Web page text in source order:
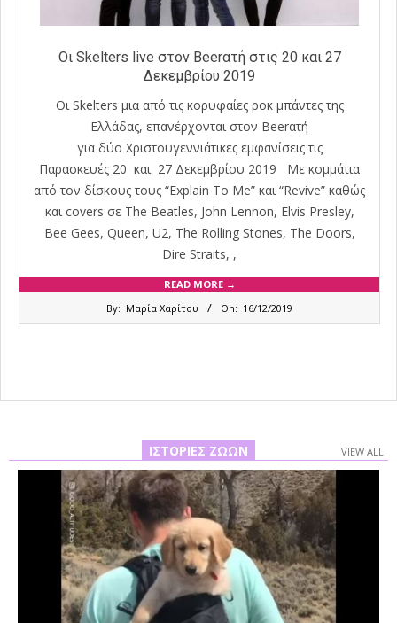
Oι Skelters live στον Beerατή στις 20 και 27
Δεκεμβρίου 2019
Οι Skelters μια από τις κορυφαίες ροκ μπάντες της
Ελλάδας, επανέρχονται στον Beerατή
για δύο Χριστουγεννιάτικες εμφανίσεις τις
Παρασκευές 20 και 27 Δεκεμβρίου 2019 Με κομμάτια
από τον δίσκους τους “Explain To Me” και “Revive” καθώς
και covers σε The Beatles, John Lennon, Elvis Presley,
Bee Gees, Queen, U2, The Rolling Stones, The Doors,
Dire Straits, ,
READ MORE →
By: Μαρία Χαρίτου On: 16/12/2019
ΙΣΤΟΡΊΕΣ ΖΏΩΝ VIEW ALL